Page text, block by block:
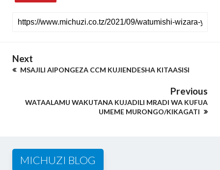
Next
MSAJILI AIPONGEZA CCM KUJIENDESHA KITAASISI
Previous
WATAALAMU WAKUTANA KUJADILI MRADI WA KUFUA
UMEME MURONGO/KIKAGATI
MICHUZI BLOG